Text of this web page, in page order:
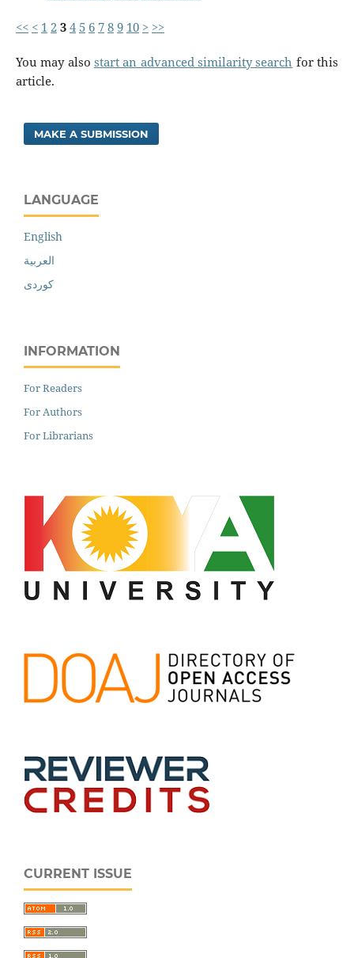
<< < 1 234 5 6 789 10 > >>
You may also start an advanced similarity search for this
article.
MAKE A SUBMISSION
LANGUAGE
English
العربية
کوردی
INFORMATION
For Readers
For Authors
For Librarians
CURRENT ISSUE